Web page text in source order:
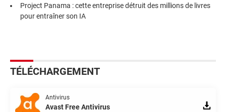
Project Panama : cette entreprise détruit des millions de livres
pour entraîner son IA
TÉLÉCHARGEMENT
Antivirus
Avast Free Antivirus